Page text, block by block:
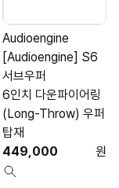
Audioengine
[Audioengine] S6
서브우퍼
6인치 다운파이어링
(Long-Throw) 우퍼
탑재
449,000
원